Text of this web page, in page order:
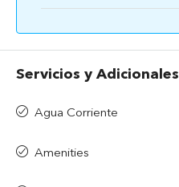
Servicios y Adicionales
Agua Corriente
Amenities